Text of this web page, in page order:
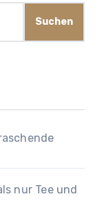
Suchen
nur Tee und